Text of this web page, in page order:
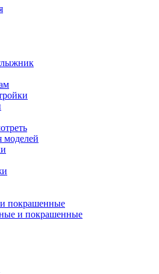
моделей
покрашенные
и покрашенные